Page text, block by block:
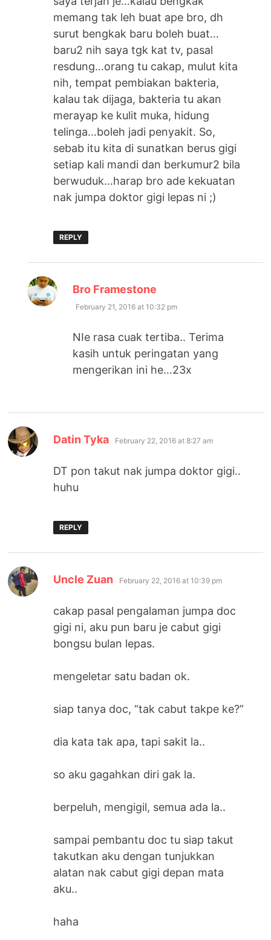
memang tak leh buat ape bro, dh
surut bengkak baru boleh buat…
baru2 nih saya tgk kat tv, pasal
resdung…orang tu cakap, mulut kita
nih, tempat pembiakan bakteria,
kalau tak dijaga, bakteria tu akan
merayap ke kulit muka, hidung
telinga…boleh jadi penyakit. So,
sebab itu kita di sunatkan berus gigi
setiap kali mandi dan berkumur2 bila
berwuduk…harap bro ade kekuatan
nak jumpa doktor gigi lepas ni ;)
REPLY
Bro Framestone
February 21, 2016 at 10:32 pm
NIe rasa cuak tertiba.. Terima
kasih untuk peringatan yang
mengerikan ini he…23x
Datin Tyka says:
February 22, 2016 at 8:27 am
DT pon takut nak jumpa doktor gigi..
huhu
REPLY
Uncle Zuan says:
February 22, 2016 at 10:39 pm
cakap pasal pengalaman jumpa doc
gigi ni, aku pun baru je cabut gigi
bongsu bulan lepas.
mengeletar satu badan ok.
siap tanya doc, “tak cabut takpe ke?”
dia kata tak apa, tapi sakit la..
so aku gagahkan diri gak la.
berpeluh, mengigil, semua ada la..
sampai pembantu doc tu siap takut
takutkan aku dengan tunjukkan
alatan nak cabut gigi depan mata
aku..
haha